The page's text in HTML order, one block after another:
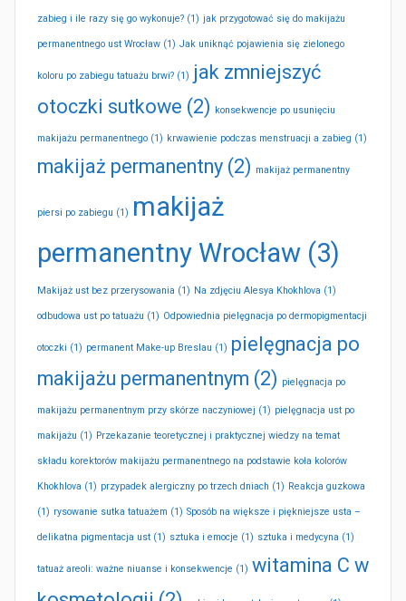
zabieg i ile razy się go wykonuje? (1) jak przygotować się do makijażu
permanentnego ust Wrocław (1) Jak uniknąć pojawienia się zielonego
koloru po zabiegu tatuażu brwi? (1) jak zmniejszyć
otoczki sutkowe (2) konsekwencje po usunięciu
makijażu permanentnego (1) krwawienie podczas menstruacji a zabieg (1)
makijaż permanentny (2) makijaż permanentny
piersi po zabiegu (1) makijaż
permanentny Wrocław (3)
Makijaż ust bez przerysowania (1) Na zdjęciu Alesya Khokhlova (1)
odbudowa ust po tatuażu (1) Odpowiednia pielęgnacja po dermopigmentacji
otoczki (1) permanent Make-up Breslau (1) pielęgnacja po
makijażu permanentnym (2) pielęgnacja po
makijażu permanentnym przy skórze naczyniowej (1) pielęgnacja ust po
makijażu (1) Przekazanie teoretycznej i praktycznej wiedzy na temat
składu korektorów makijażu permanentnego na podstawie koła kolorów
Khokhlova (1) przypadek alergiczny po trzech dniach (1) Reakcja guzkowa
(1) rysowanie sutka tatuażem (1) Sposób na większe i piękniejsze usta –
delikatna pigmentacja ust (1) sztuka i emocje (1) sztuka i medycyna (1)
tatuaż areoli: ważne niuanse i konsekwencje (1) witamina C w